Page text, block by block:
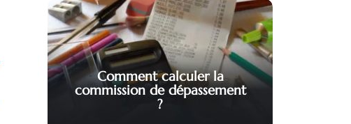
Comment calculer la
commission de dépassement
?